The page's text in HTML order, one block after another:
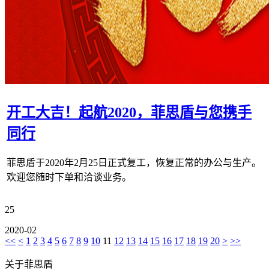
开工大吉！起航2020，菲思盾与您携手
同行
菲思盾于2020年2月25日正式复工，恢复正常的办公与生产。
欢迎您随时下单和洽谈业务。
25
2020-02
<< < 1 2 3 4 5 6 7 8 9 10 11 12 13 14 15 16 17 18 19 20 > >>
关于菲思盾